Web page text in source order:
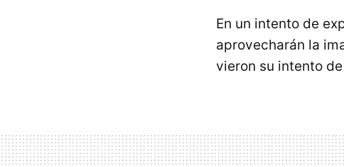
En un intento de
aprovecharán la
vieron su intento